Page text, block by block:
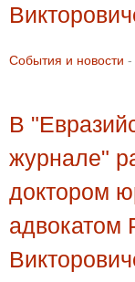
События и новости -
В
журнале"
доктором
адвокатом